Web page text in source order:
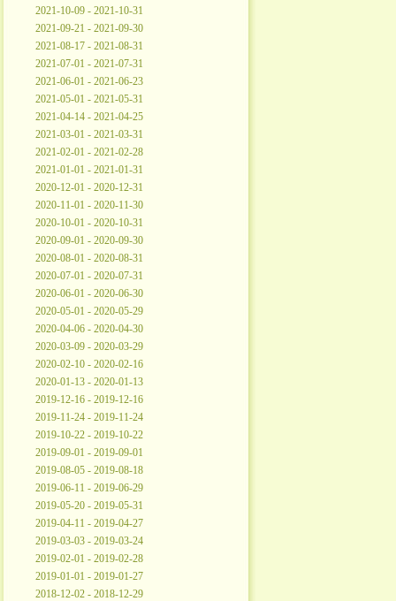
2021-10-09 - 2021-10-31
2021-09-21 - 2021-09-30
2021-08-17 - 2021-08-31
2021-07-01 - 2021-07-31
2021-06-01 - 2021-06-23
2021-05-01 - 2021-05-31
2021-04-14 - 2021-04-25
2021-03-01 - 2021-03-31
2021-02-01 - 2021-02-28
2021-01-01 - 2021-01-31
2020-12-01 - 2020-12-31
2020-11-01 - 2020-11-30
2020-10-01 - 2020-10-31
2020-09-01 - 2020-09-30
2020-08-01 - 2020-08-31
2020-07-01 - 2020-07-31
2020-06-01 - 2020-06-30
2020-05-01 - 2020-05-29
2020-04-06 - 2020-04-30
2020-03-09 - 2020-03-29
2020-02-10 - 2020-02-16
2020-01-13 - 2020-01-13
2019-12-16 - 2019-12-16
2019-11-24 - 2019-11-24
2019-10-22 - 2019-10-22
2019-09-01 - 2019-09-01
2019-08-05 - 2019-08-18
2019-06-11 - 2019-06-29
2019-05-20 - 2019-05-31
2019-04-11 - 2019-04-27
2019-03-03 - 2019-03-24
2019-02-01 - 2019-02-28
2019-01-01 - 2019-01-27
2018-12-02 - 2018-12-29